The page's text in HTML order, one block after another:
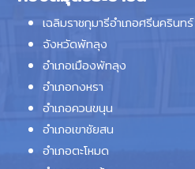
เฉลิมราชกุมารีอำเภอศรีนครินทร์
จังหวัดพัทลุง
อำเภอเมืองพัทลุง
อำเภอกงหรา
อำเภอควนขนุน
อำเภอเขาชัยสน
อำเภอตะโหมด